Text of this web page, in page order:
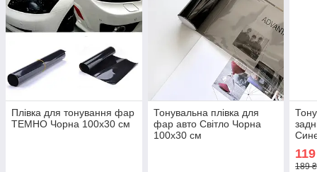
Плівка для тонування фар
ТЕМНО Чорна 100х30 см
Тонувальна плівка для
фар авто Світло Чорна
100х30 см
119
189